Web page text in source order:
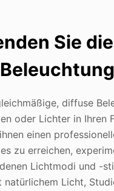
Sie die
diffuse
oder Lichter in Ihren
einen
zu erreichen,
Lichtmodi und -
natürlichem Licht,